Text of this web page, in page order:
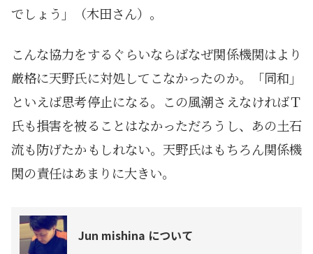
でしょう」（木田さん）。
こんな協力をするぐらいならばなぜ関係機関はより
厳格に天野氏に対処してこなかったのか。「同和」
といえば思考停止になる。この風潮さえなければＴ
氏も損害を被ることはなかっただろうし、あの土石
流も防げたかもしれない。天野氏はもちろん関係機
関の責任はあまりに大きい。
Jun mishina について